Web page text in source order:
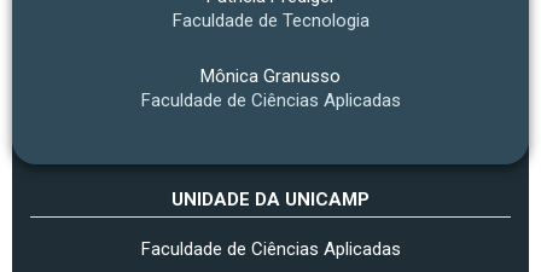
Faculdade de Tecnologia
Mônica Granusso
Faculdade de Ciências Aplicadas
UNIDADE DA UNICAMP
Faculdade de Ciências Aplicadas